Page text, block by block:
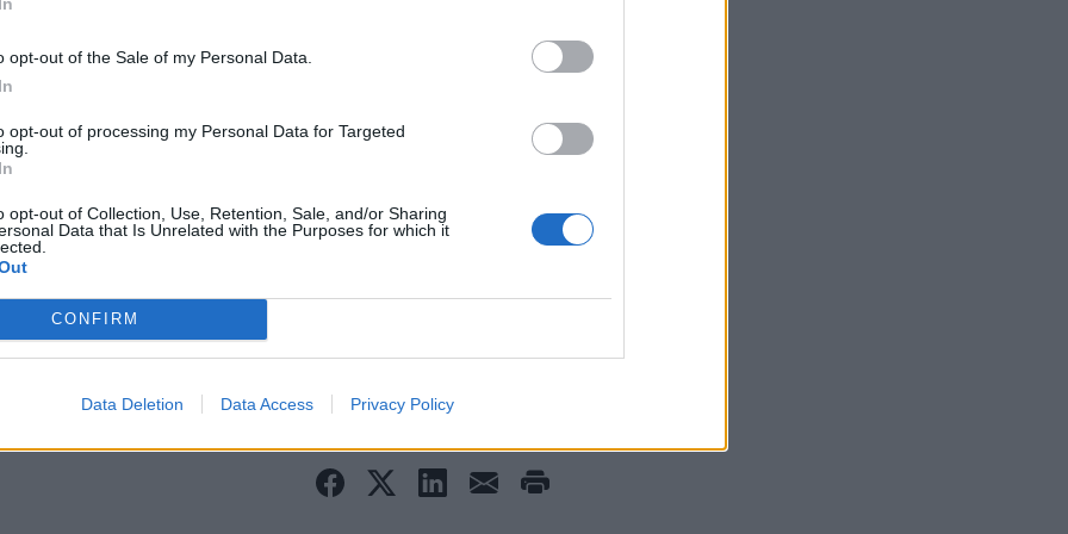
opt-out of the Sale of my Personal Data.
opt-out of processing my Personal Data for Targeted
opt-out of Collection, Use, Retention, Sale, and/or Sharing
Data that Is Unrelated with the Purposes for which it
CONFIRM
Data Deletion Data Access Privacy Policy
«Γεννηματάς»: «Κόβουν τις εφημερίες στο
αν ξεκινήσετε μια δίαιτα υψηλή σε πρωτεΐνη
Τελευταία τροποποίηση στις 08/07/2026 - 16:18